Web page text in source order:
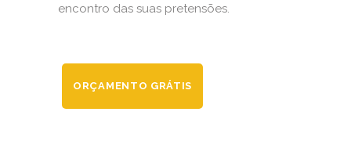
encontro das suas pretensões.
ORÇAMENTO GRÁTIS